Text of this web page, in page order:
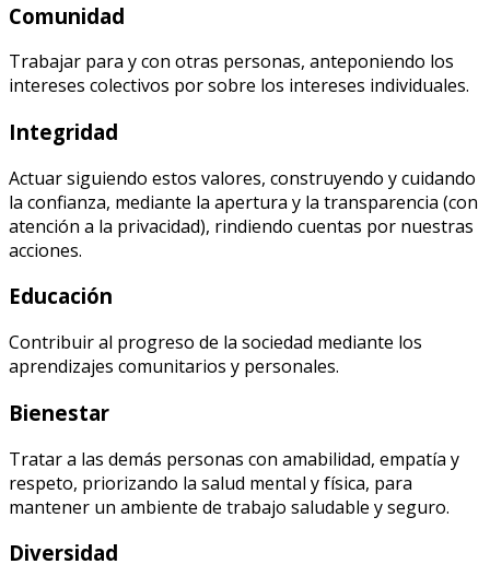
Comunidad
Trabajar para y con otras personas, anteponiendo los
intereses colectivos por sobre los intereses individuales.
Integridad
Actuar siguiendo estos valores, construyendo y cuidando
la confianza, mediante la apertura y la transparencia (con
atención a la privacidad), rindiendo cuentas por nuestras
acciones.
Educación
Contribuir al progreso de la sociedad mediante los
aprendizajes comunitarios y personales.
Bienestar
Tratar a las demás personas con amabilidad, empatía y
respeto, priorizando la salud mental y física, para
mantener un ambiente de trabajo saludable y seguro.
Diversidad